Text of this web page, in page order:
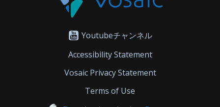
Youtubeチャンネル
Accessibility Statement
Vosaic Privacy Statement
Terms of Use